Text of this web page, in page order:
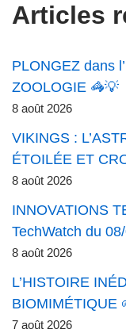
Articles
PLONGEZ dans
ZOOLOGIE 🦓💡
8 août 2026
VIKINGS :
ÉTOILÉE ET
8 août 2026
INNOVATIONS
TechWatch du
8 août 2026
L’HISTOIRE
BIOMIMÉTIQUE
7 août 2026